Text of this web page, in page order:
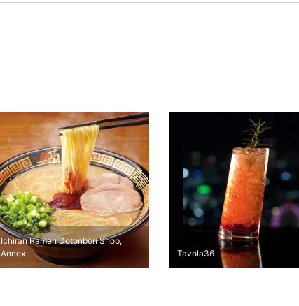
Ichiran Ramen Dotonbori Shop,
Annex
Tavola36